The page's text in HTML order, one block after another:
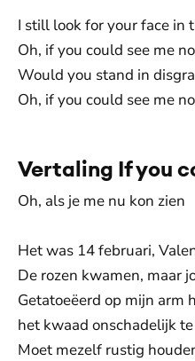
I still look for your face in
Oh, if you could see me
Would you stand in
Oh, if you could see me
Vertaling If you
Oh, als je me nu kon zien
Het was 14 februari,
De rozen kwamen, maar
Getatoeëerd op mijn arm
het kwaad onschadelijk
Moet mezelf rustig